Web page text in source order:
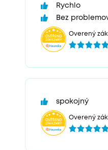
Rychlo
Bez
Overený
spokojný
Overený